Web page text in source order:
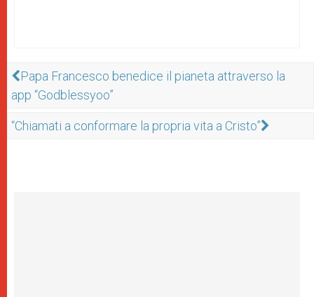
Papa Francesco benedice il pianeta attraverso la
app “Godblessyoo”
“Chiamati a conformare la propria vita a Cristo”